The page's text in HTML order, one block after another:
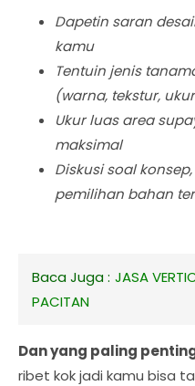
Dapetin saran
kamu
Tentuin jenis
(warna, tekstur,
Ukur luas area
maksimal
Diskusi soal
pemilihan bahan
Baca Juga : JASA
PACITAN
Dan yang paling
ribet kok jadi kamu bisa